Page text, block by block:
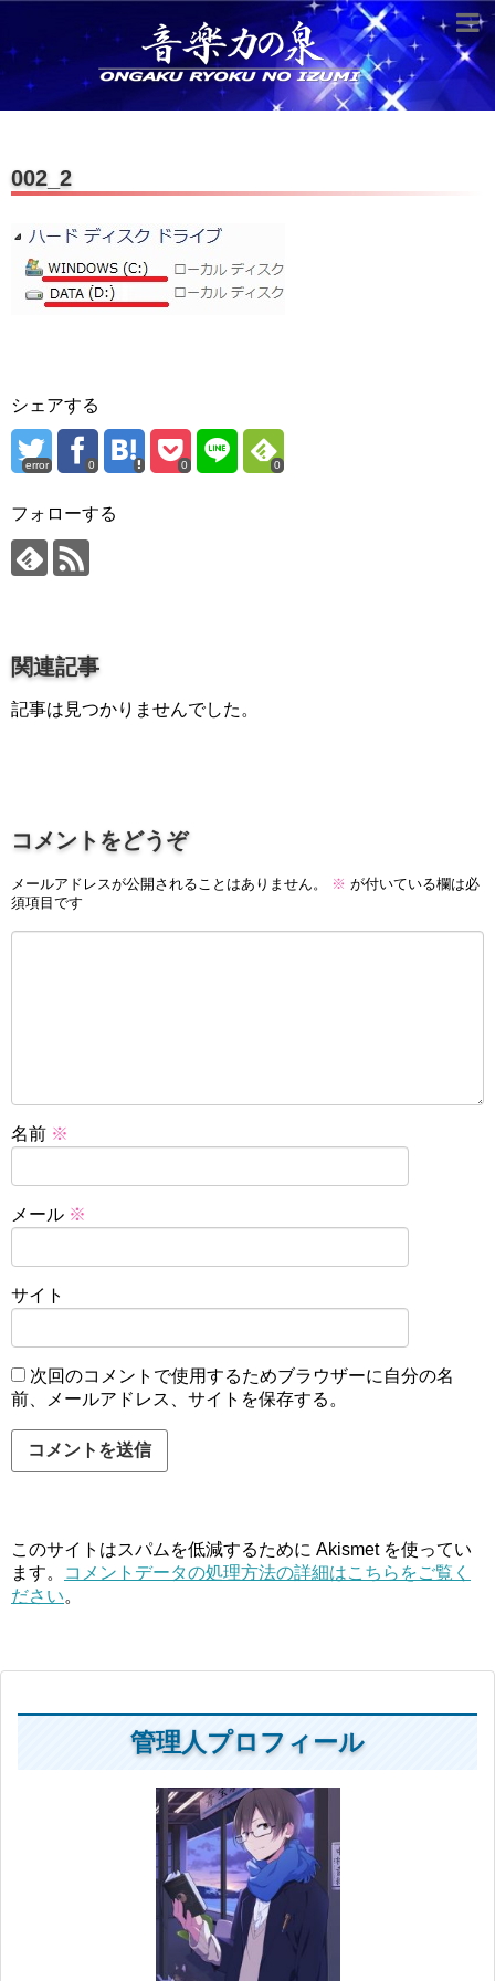
002_2
シェアする
error 0 0 0
フォローする
関連記事
記事は見つかりませんでした。
コメントをどうぞ
メールアドレスが公開されることはありません。 ※ が付いている欄は必
須項目です
名前 ※
メール ※
サイト
次回のコメントで使用するためブラウザーに自分の名
前、メールアドレス、サイトを保存する。
このサイトはスパムを低減するために Akismet を使ってい
ます。
コメントデータの処理方法の詳細はこちらをご覧く
ださい。
管理人プロフィール
超役立つ知識／雑学
knowledge
音のしくみ
作曲技術
compose Tech
世界一わかりやすい音楽理論
音楽機材
instruments
プロ作曲家オススメ DTM機材
音楽で活躍したい
音楽家を目指す人の為のコラム
音楽を楽しみたい
ギターのサブスクを比較